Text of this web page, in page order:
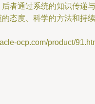
者通过系统的知识传递与
态度、科学的方法和持续
ocp.com/product/